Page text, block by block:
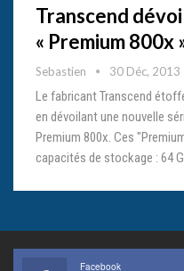
Transcend
« Premium 800x
Sebastien 30 Déc, 2013
Le fabricant Transcend
en dévoilant une nouvelle
Premium 800x. Ces
capacités de stockage : 64
Facebook